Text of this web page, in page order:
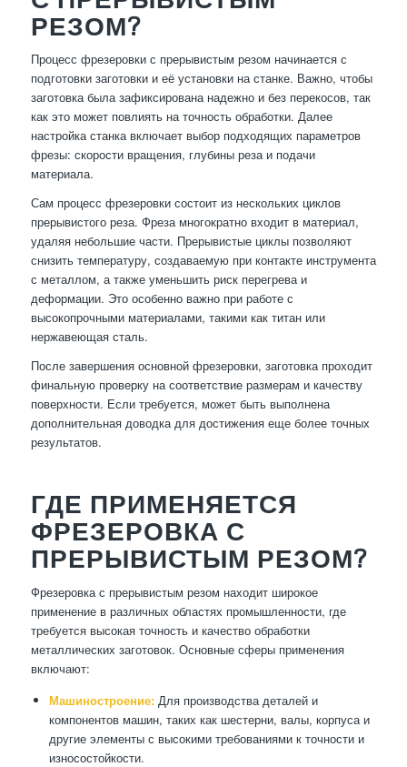
РЕЗОМ?
Процесс фрезеровки с прерывистым резом начинается с
подготовки заготовки и её установки на станке. Важно, чтобы
заготовка была зафиксирована надежно и без перекосов, так
как это может повлиять на точность обработки. Далее
настройка станка включает выбор подходящих параметров
фрезы: скорости вращения, глубины реза и подачи
материала.
Сам процесс фрезеровки состоит из нескольких циклов
прерывистого реза. Фреза многократно входит в материал,
удаляя небольшие части. Прерывистые циклы позволяют
снизить температуру, создаваемую при контакте инструмента
с металлом, а также уменьшить риск перегрева и
деформации. Это особенно важно при работе с
высокопрочными материалами, такими как титан или
нержавеющая сталь.
После завершения основной фрезеровки, заготовка проходит
финальную проверку на соответствие размерам и качеству
поверхности. Если требуется, может быть выполнена
дополнительная доводка для достижения еще более точных
результатов.
ГДЕ ПРИМЕНЯЕТСЯ
ФРЕЗЕРОВКА С
ПРЕРЫВИСТЫМ РЕЗОМ?
Фрезеровка с прерывистым резом находит широкое
применение в различных областях промышленности, где
требуется высокая точность и качество обработки
металлических заготовок. Основные сферы применения
включают:
Машиностроение:Для производства деталей и
компонентов машин, таких как шестерни, валы, корпуса и
другие элементы с высокими требованиями к точности и
износостойкости.